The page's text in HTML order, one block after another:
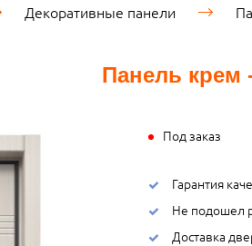
Декоративные панели
Панель крем
Под заказ
Гарантия
Не подошел
Доставка